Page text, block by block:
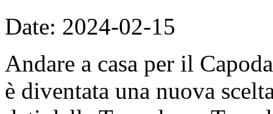
Date: 2024-02-15
Andare a casa per il
è diventata una nuova